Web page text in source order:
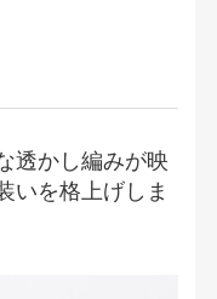
透かし編みが映
いを格上げしま